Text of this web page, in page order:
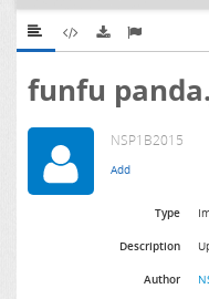
funfu
NSP1B2015
Type
Description
Author